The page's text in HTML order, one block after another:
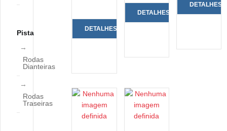
DETALHES
DETALHES
DETALHES
Pista
Rodas
Dianteiras
Rodas
Traseiras